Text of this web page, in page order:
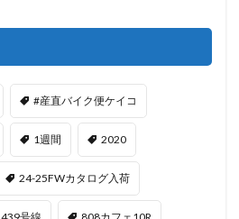
#産直バイク便ケイコ
1週間 2020
24-25FWカタログ入荷